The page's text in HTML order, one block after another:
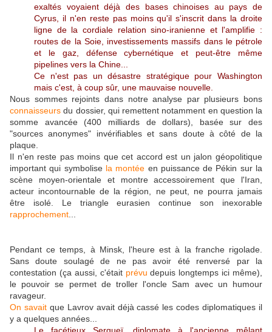
exaltés voyaient déjà des bases chinoises au pays de
Cyrus, il n'en reste pas moins qu'il s'inscrit dans la droite
ligne de la cordiale relation sino-iranienne et l'amplifie :
routes de la Soie, investissements massifs dans le pétrole
et le gaz, défense cybernétique et peut-être même
pipelines vers la Chine...
Ce n'est pas un désastre stratégique pour Washington
mais c'est, à coup sûr, une mauvaise nouvelle.
Nous sommes rejoints dans notre analyse par plusieurs bons
connaisseurs du dossier, qui remettent notamment en question la
somme avancée (400 milliards de dollars), basée sur des
"sources anonymes" invérifiables et sans doute à côté de la
plaque.
Il n'en reste pas moins que cet accord est un jalon géopolitique
important qui symbolise la montée en puissance de Pékin sur la
scène moyen-orientale et montre accessoirement que l'Iran,
acteur incontournable de la région, ne peut, ne pourra jamais
être isolé. Le triangle eurasien continue son inexorable
rapprochement
Pendant ce temps, à Minsk, l'heure est à la franche rigolade.
Sans doute soulagé de ne pas avoir été renversé par la
contestation (ça aussi, c'était prévu depuis longtemps ici même),
le pouvoir se permet de troller l'oncle Sam avec un humour
ravageur.
On savaitque Lavrov avait déjà cassé les codes diplomatiques il
y a quelques années...